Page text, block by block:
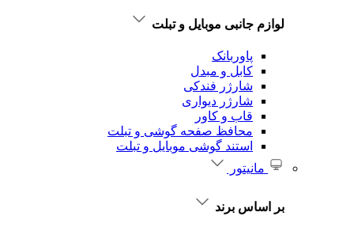
لوازم جانبی موبایل و تبلت
پاوربانک
کابل و مبدل
شارژر فندکی
شارژر دیواری
قاب و کاور
محافظ صفحه گوشی و تبلت
استند گوشی موبایل و تبلت
مانیتور
بر اساس برند